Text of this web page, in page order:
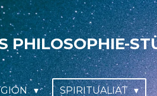
PHILOSOPHIE-
SPIRITUALIÄT